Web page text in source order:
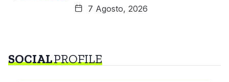
7 Agosto, 2026
SOCIALPROFILE